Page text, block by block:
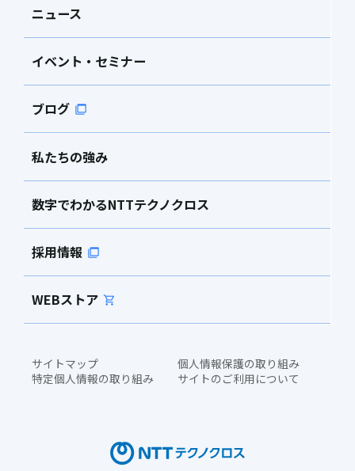
ニュース
イベント・セミナー
ブログ
私たちの強み
数字でわかるNTTテクノクロス
採用情報
WEBストア
サイトマップ
個人情報保護の取り組み
特定個人情報の取り組み
サイトのご利用について